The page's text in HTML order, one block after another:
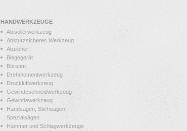
HANDWERKZEUGE
Abisolierwerkzeug
Absturzsicheres Werkzeug
Abzieher
Biegegerät
Bürsten
Drehmomentwerkzeug
Druckluftwerkzeug
Gewindeschneidwerkzeug
Gewindewerkzeug
Handsägen, Stichsägen,
Spezialsägen
Hämmer und Schlagwerkzeuge